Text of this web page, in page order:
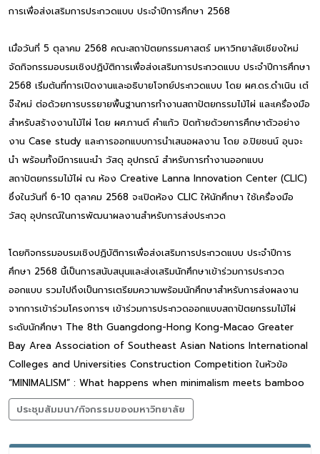
การเพื่อส่งเสริมการประกวดแบบ ประจำปีการศึกษา 2568
เมื่อวันที่ 5 ตุลาคม 2568 คณะสถาปัตยกรรมศาสตร์ มหาวิทยาลัยเชียงใหม่
จัดกิจกรรมอบรมเชิงปฏิบัติการเพื่อส่งเสริมการประกวดแบบ ประจำปีการศึกษา
2568 เริ่มต้นที่การเปิดงานและอธิบายโจทย์ประกวดแบบ โดย ผศ.ดร.ดำเนิน เต๋
จ๊ะใหม่ ต่อด้วยการบรรยายพื้นฐานการทำงานสถาปัตยกรรมไม้ไผ่ และเครื่องมือ
สำหรับสร้างงานไม้ไผ่ โดย ผศ.กานต์ คำแก้ว ปิดท้ายด้วยการศึกษาตัวอย่าง
งาน Case study และการออกแบบการนำเสนอผลงาน โดย อ.ปิยชนน์ อุนจะ
นำ พร้อมทั้งมีการแนะนำ วัสดุ อุปกรณ์ สำหรับการทำงานออกแบบ
สถาปัตยกรรมไม้ไผ่ ณ ห้อง Creative Lanna Innovation Center (CLIC)
ซึ่งในวันที่ 6-10 ตุลาคม 2568 จะเปิดห้อง CLIC ให้นักศึกษา ใช้เครื่องมือ
วัสดุ อุปกรณ์ในการพัฒนาผลงานสำหรับการส่งประกวด
โดยกิจกรรมอบรมเชิงปฏิบัติการเพื่อส่งเสริมการประกวดแบบ ประจำปีการ
ศึกษา 2568 นี้เป็นการสนับสนุนและส่งเสริมนักศึกษาเข้าร่วมการประกวด
ออกแบบ รวมไปถึงเป็นการเตรียมความพร้อมนักศึกษาสำหรับการส่งผลงาน
จากการเข้าร่วมโครงการฯ เข้าร่วมการประกวดออกแบบสถาปัตยกรรมไม้ไผ่
ระดับนักศึกษา The 8th Guangdong-Hong Kong-Macao Greater
Bay Area Association of Southeast Asian Nations International
Colleges and Universities Construction Competition ในหัวข้อ
“MINIMALISM” : What happens when minimalism meets bamboo
ประชุมสัมมนา/กิจกรรมของมหาวิทยาลัย